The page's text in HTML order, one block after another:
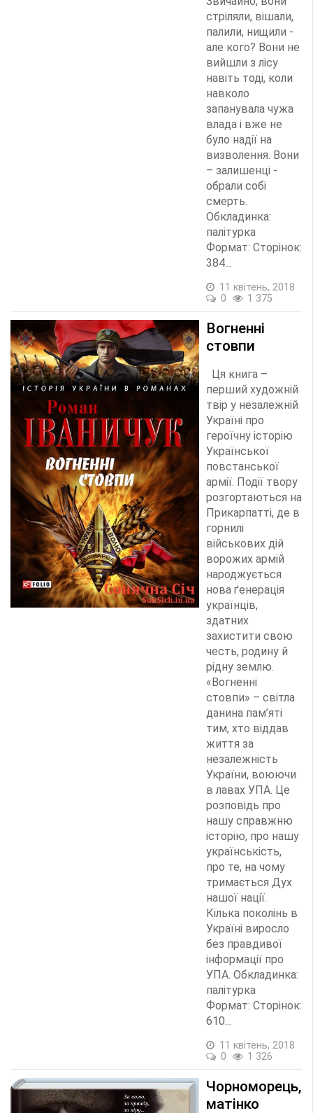
стріляли, вішали,
палили, нищили -
але кого? Вони не
вийшли з лісу
навіть тоді, коли
навколо
запанувала чужа
влада і вже не
було надії на
визволення. Вони
– залишенці -
обрали собі
смерть.
Обкладинка:
палітурка
Формат: Сторінок:
384...
11 квітень, 2018
0
1 375
Вогненні
стовпи
Ця книга –
перший художній
твір у незалежній
Україні про
героїчну історію
Української
повстанської
армії. Події твору
розгортаються на
Прикарпатті, де в
горнилі
військових дій
ворожих армій
народжується
нова ґенерація
українців,
здатних
захистити свою
честь, родину й
рідну землю.
«Вогненні
стовпи» – світла
данина пам’яті
тим, хто віддав
життя за
незалежність
України, воюючи
в лавах УПА. Це
розповідь про
нашу справжню
історію, про нашу
українськість,
про те, на чому
тримається Дух
нашої нації.
Кілька поколінь в
Україні виросло
без правдивої
інформації про
УПА. Обкладинка:
палітурка
Формат: Сторінок:
610...
11 квітень, 2018
0
1 326
Чорноморець,
матінко